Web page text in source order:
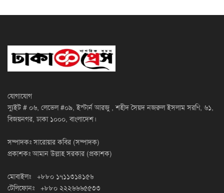
যোগাযোগ
স্যুইট # ০৬, লেভেল #০৯, ইস্টার্ন আরজু , শহীদ সৈয়দ নজরুল ইসলাম সরণি, ৬১,
বিজয়নগর, ঢাকা ১০০০, বাংলাদেশ।
সম্পাদকঃ সারোয়ার কবির (সম্পাদক)
প্রকাশকঃ আমান উল্লাহ সরকার (প্রকাশক)
মোবাইলঃ +৮৮০ ১৭১১৩১৪১৫৬
টেলিফোনঃ +৮৮০ ২২২৬৬৬৫৫৩৩